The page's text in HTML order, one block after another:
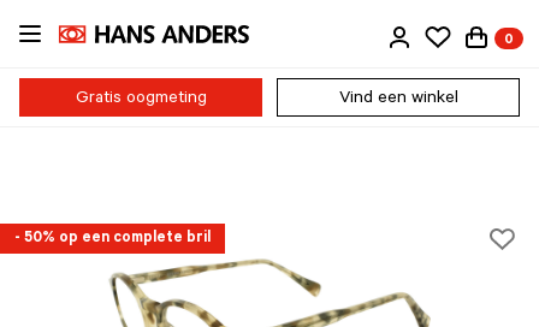
Ga
naar
inhoud
0
Gratis oogmeting Vind een winkel
- 50% op een complete bril